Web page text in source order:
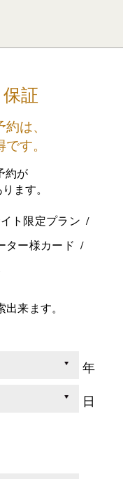
証
は、
す。
約が
ます。
ト限定プラン
ー様カード
来ます。
年
日